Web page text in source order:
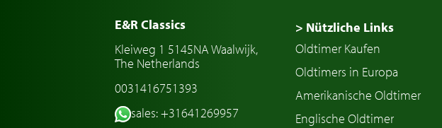
E&R Classics
Kleiweg 1 5145NA Waalwijk,
The Netherlands
0031416751393
sales: +31641269957
> Nützliche Links
Oldtimer Kaufen
Oldtimers in Europa
Amerikanische Oldtimer
Englische Oldtimer